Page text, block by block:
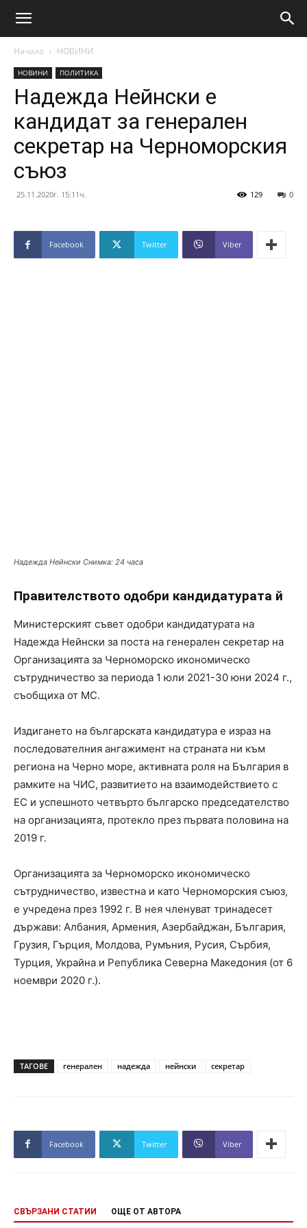
Начало НОВИНИ
НОВИНИ ПОЛИТИКА
Надежда Нейнски е
кандидат за генерален
секретар на Черноморския
съюз
25.11.2020г. 15:11ч. 0
129
Facebook Twitter Viber
Надежда Нейнски Снимка: 24 часа
Правителството одобри кандидатурата й
Министерският съвет одобри кандидатурата на
Надежда Нейнски за поста на генерален секретар на
Организацията за Черноморско икономическо
сътрудничество за периода 1 юли 2021-30 юни 2024 г.,
съобщиха от МС.
Издигането на българската кандидатура е израз на
последователния ангажимент на страната ни към
региона на Черно море, активната роля на България в
рамките на ЧИС, развитието на взаимодействието с
ЕС и успешното четвърто българско председателство
на организацията, протекло през първата половина на
2019 г.
Организацията за Черноморско икономическо
сътрудничество, известна и като Черноморския съюз,
е учредена през 1992 г. В нея членуват тринадесет
държави: Албания, Армения, Азербайджан, България,
Грузия, Гърция, Молдова, Румъния, Русия, Сърбия,
Турция, Украйна и Република Северна Македония (от 6
ноември 2020 г.).
ТАГОВЕ генерален надежда нейнски секретар
Facebook Twitter Viber
СВЪРЗАНИ СТАТИИ ОЩЕ ОТ АВТОРА